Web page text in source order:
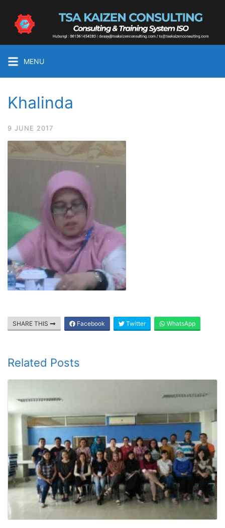
content
Tsa
Kaizen
Consulting
Konsultan
ISO
Medan
MENU
Khalinda
9 JUNE 2017
SHARE THIS Facebook Twitter WhatsApp
Related Posts